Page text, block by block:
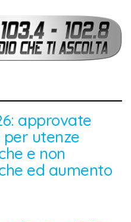
approvate
per utenze
e non
ed aumento